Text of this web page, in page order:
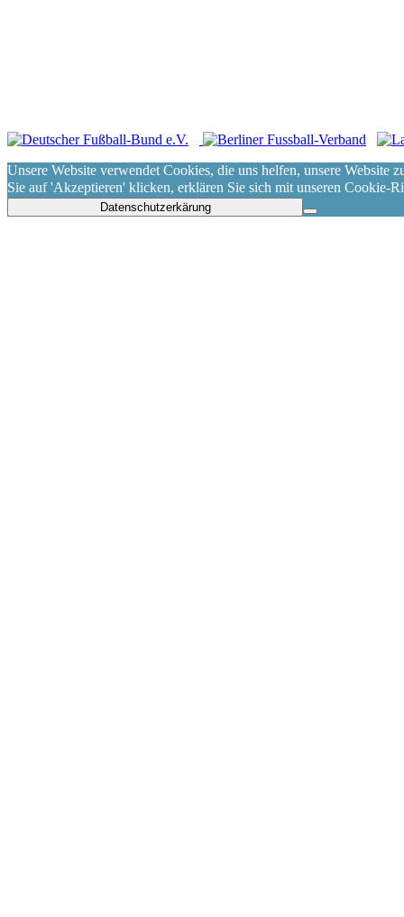
Unsere Website verwendet Cookies, die uns helfen, unsere Website
Sie auf 'Akzeptieren' klicken, erklären Sie sich mit unseren Cookie-
Datenschutzerkärung